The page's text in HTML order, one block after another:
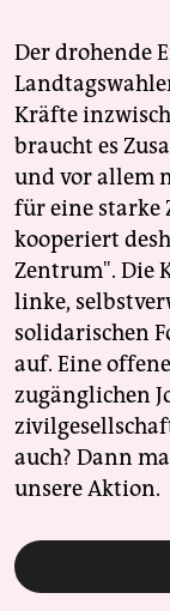
Der drohende
Kräfte
braucht es
und vor allem
für eine starke
kooperiert
Zentrum". Die
linke,
solidarischen
auf. Eine
zugänglichen
auch? Dann
unsere Aktion.